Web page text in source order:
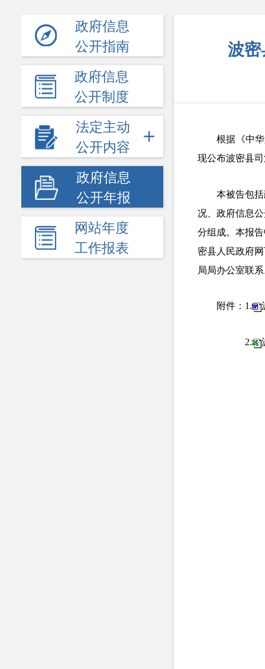
政府信息
公开指南
政府信息
公开制度
法定主动
公开内容
政府信息
公开年报
网站年度
工作报表
波密
根据《中
现公布波密县
本被告包
况、政府信息
分组成。本报
密县人民政府
局局办公室联
附件：1.
2.